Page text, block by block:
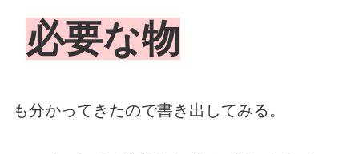
必要な物
も分かってきたので書き出してみる。